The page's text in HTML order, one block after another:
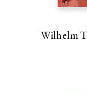
Wilhelm